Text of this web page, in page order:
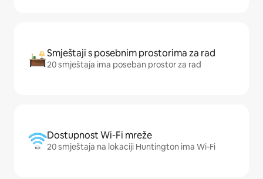
Smještaji s posebnim prostorima za rad
20 smještaja ima poseban prostor za rad
Dostupnost Wi-Fi mreže
20 smještaja na lokaciji Huntington ima Wi-Fi